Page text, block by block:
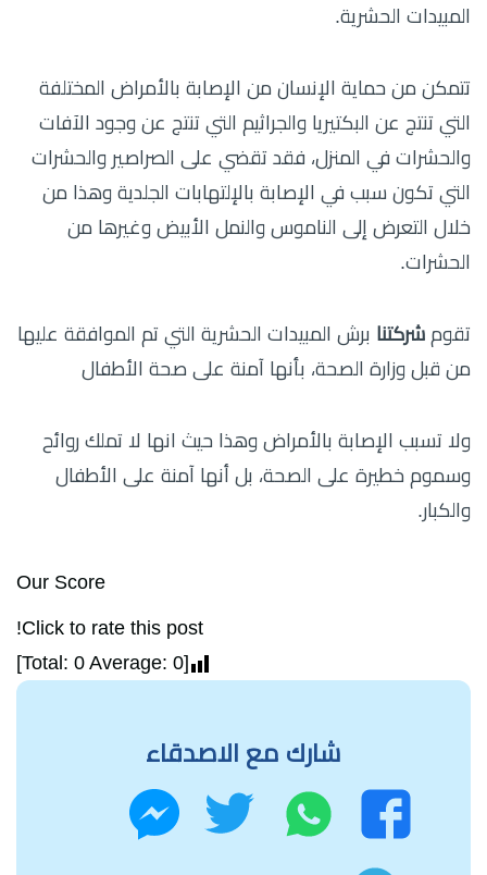
المبيدات الحشرية.
تتمكن من حماية الإنسان من الإصابة بالأمراض المختلفة
التي تنتج عن البكتيريا والجراثيم التي تنتج عن وجود الآفات
والحشرات في المنزل، فقد تقضي على الصراصير والحشرات
التي تكون سبب في الإصابة بالإلتهابات الجلدية وهذا من
خلال التعرض إلى الناموس والنمل الأبيض وغيرها من
الحشرات.
تقوم شركتنا برش المبيدات الحشرية التي تم الموافقة عليها
من قبل وزارة الصحة، بأنها آمنة على صحة الأطفال
ولا تسبب الإصابة بالأمراض وهذا حيث انها لا تملك روائح
وسموم خطيرة على الصحة، بل أنها آمنة على الأطفال
والكبار.
Our Score
Click to rate this post!
[Total:
0 Average: 0
]
شارك مع الاصدقاء
فيسبوك
واتساب تويتر